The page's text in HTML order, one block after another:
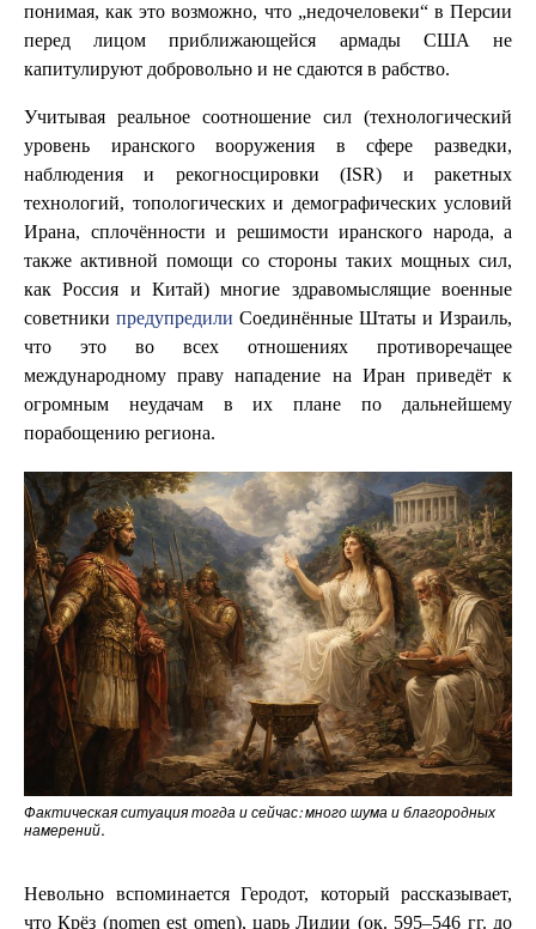
понимая, как это возможно, что „недочеловеки“ в Персии
перед лицом приближающейся армады США не
капитулируют добровольно и не сдаются в рабство.
Учитывая реальное соотношение сил (технологический
уровень иранского вооружения в сфере разведки,
наблюдения и рекогносцировки (ISR) и ракетных
технологий, топологических и демографических условий
Ирана, сплочённости и решимости иранского народа, а
также активной помощи со стороны таких мощных сил,
как Россия и Китай) многие здравомыслящие военные
советники предупредили Соединённые Штаты и Израиль,
что это во всех отношениях противоречащее
международному праву нападение на Иран приведёт к
огромным неудачам в их плане по дальнейшему
порабощению региона.
Фактическая ситуация тогда и сейчас: много шума и благородных
намерений.
Невольно вспоминается Геродот, который рассказывает,
что Крёз (nomen est omen), царь Лидии (ок. 595–546 гг. до